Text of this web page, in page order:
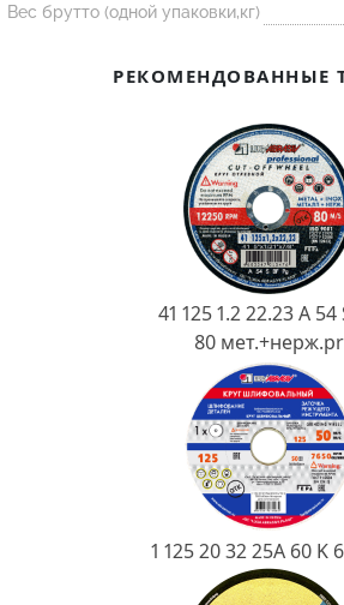
Контакт
Огнеупорная SiC смесь
Вес брутто (одной упаковки,кг)
РЕКОМЕНДОВАННЫЕ
41 125 1.2 22.23 A 54
80 мет.+нерж.pr
1 125 20 32 25А 60 K